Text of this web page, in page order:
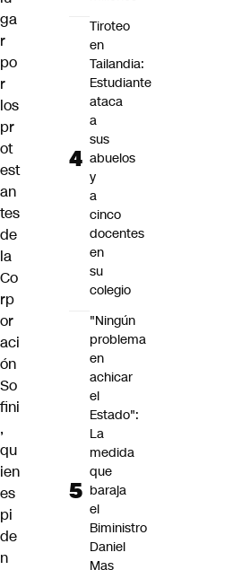
ga
r
po
r
los
pr
ot
est
an
tes
de
la
Co
rp
or
aci
ón
So
fini
,
qu
ien
es
pi
de
n
Tiroteo
en
Tailandia:
Estudiante
ataca
a
sus
abuelos
y
a
cinco
docentes
en
su
colegio
"Ningún
problema
en
achicar
el
Estado":
La
medida
que
baraja
el
Biministro
Daniel
Mas